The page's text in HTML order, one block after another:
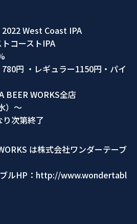
West Coast IPA
コーストIPA
円 ・レギュラー1150円・パイ
BEER WORKS全店
）～
次第終了
は株式会社ワンダーテーブ
ブルHP：http://www.wondertabl